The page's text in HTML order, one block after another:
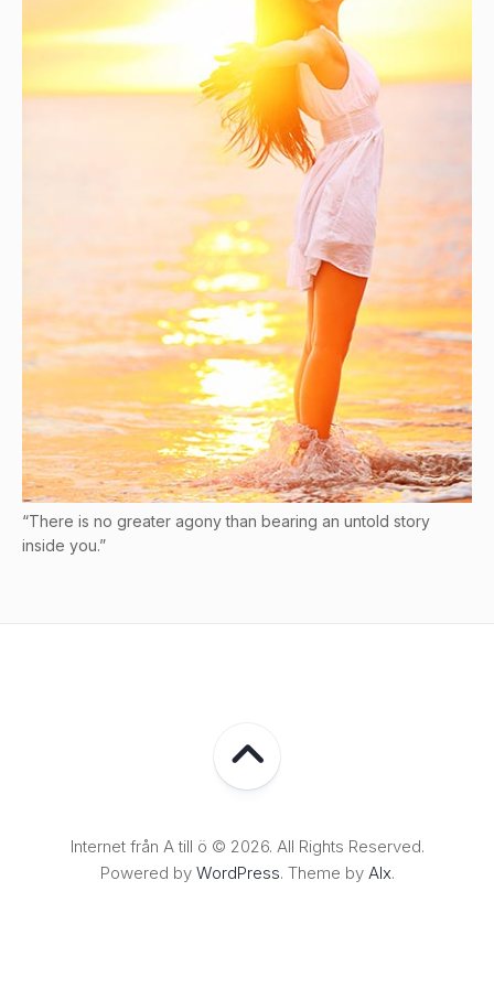
“There is no greater agony than bearing an untold story
inside you.”
Internet från A till ö © 2026. All Rights Reserved.
Powered by WordPress. Theme by Alx.